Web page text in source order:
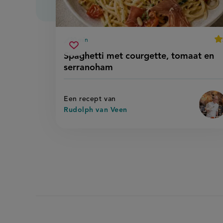
Spaghetti met courgette, tomaat en
serranoham
voorbereidingstijd
30 min
Een recept van
Rudolph van Veen
Sla
recept
op
spaghetti
met
courgette,
tomaat
serranoham